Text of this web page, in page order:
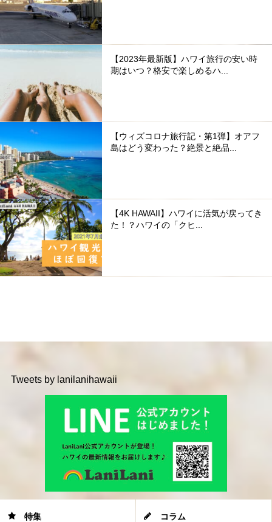
【2023年最新版】ハワイ旅行の安い時
期はいつ？格安で楽しめるハ...
【ウィズコロナ旅行記・第1弾】オアフ
島はどう変わった？絶景と絶品...
【4K HAWAII】ハワイに活気が戻ってき
た！？ハワイの「クヒ...
Tweets by lanilanihawaii
特集 コラム